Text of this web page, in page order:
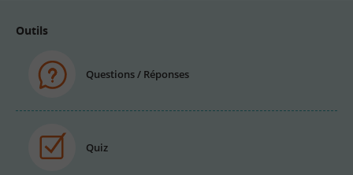
Outils
Questions / Réponses
Quiz